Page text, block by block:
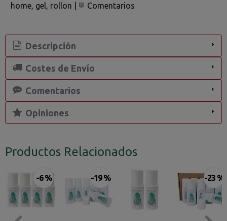
home gel rollon Comentarios
Descripción
Costes de Envío
Comentarios
Opiniones
Productos Relacionados
-6 % -19 % -23 %